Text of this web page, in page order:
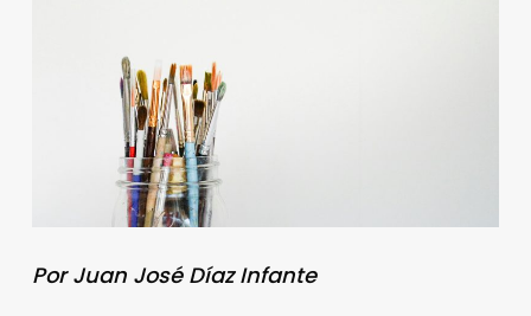
Por Juan José Díaz Infante